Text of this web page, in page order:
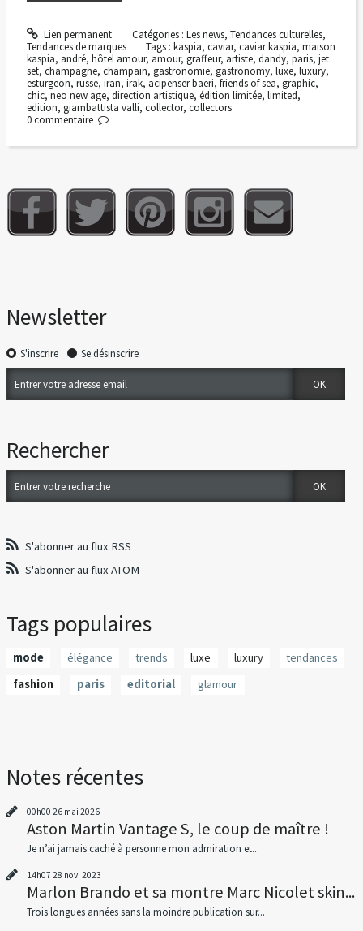
Lien permanent Catégories : Les news, Tendances culturelles,
Tendances de marques
Tags :kaspia,caviar,caviar kaspia,maison
kaspia, andré, hôtel amour, amour, graffeur, artiste, dandy, paris, jet
set, champagne, champain, gastronomie, gastronomy, luxe, luxury,
esturgeon, russe, iran, irak, acipenser baeri, friends of sea, graphic,
chic, neo new age, direction artistique, édition limitée, limited,
edition, giambattista valli, collector, collectors
0 commentaire
Newsletter
S'inscrire Se désinscrire
Rechercher
S'abonner au flux RSS
S'abonner au flux ATOM
Tags populaires
mode élégance trends luxe luxury
tendances
fashion
paris editorial glamour
Notes récentes
00h00 26 mai 2026
Aston Martin Vantage S, le coup de maître !
Je n’ai jamais caché à personne mon admiration et...
14h07 28 nov. 2023
Marlon Brando et sa montre Marc Nicolet skin...
Trois longues années sans la moindre publication sur...